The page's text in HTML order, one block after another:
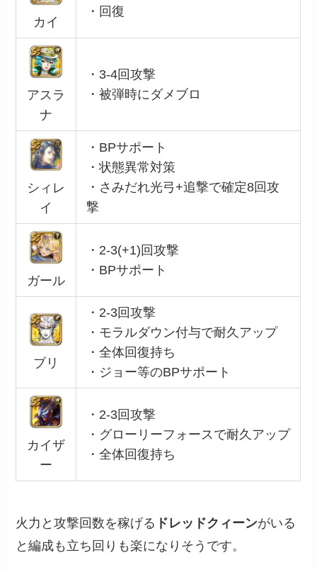
カイ
・回復
アスラ
ナ
・3-4回攻撃
・被弾時にダメブロ
シィレ
イ
・BPサポート
・状態異常対策
・さみだれ光弓+追撃で確定8回攻
撃
ガール
・2-3(+1)回攻撃
・BPサポート
ブリ
・2-3回攻撃
・モラルダウン付与で耐久アップ
・全体回復持ち
・ジョー等のBPサポート
カイザ
ー
・2-3回攻撃
・グローリーフォースで耐久アップ
・全体回復持ち
火力と攻撃回数を稼げる ドレッドクィーンがいる
と編成も立ち回りも楽になりそうです。